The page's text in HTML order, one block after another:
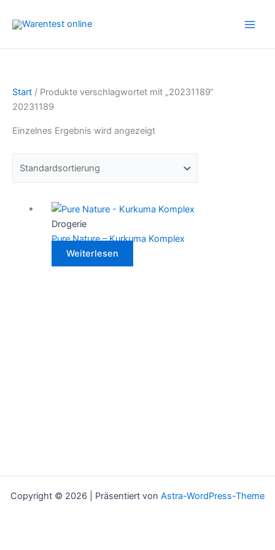
Inhalt
Start / Produkte verschlagwortet mit „20231189“
20231189
Einzelnes Ergebnis wird angezeigt
Drogerie
Pure Nature – Kurkuma Komplex
Weiterlesen
Copyright © 2026 | Präsentiert von Astra-WordPress-Theme